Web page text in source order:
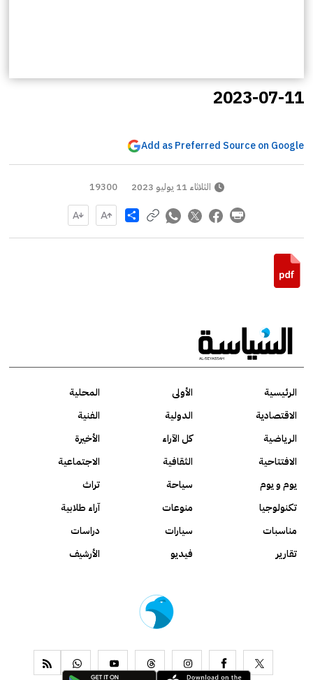
2023-07-11
Add as Preferred Source on Google
الثلاثاء 11 يوليو 2023 19300
Share
الرئيسية الأولى
المحلية
الاقتصادية
الدولية
الفنية
الرياضية
كل الآراء
الأخيرة
الافتتاحية
الثقافية
الاجتماعية
يوم و يوم
سياحة
تراث
تكنولوجيا
منوعات
آراء طلابية
مناسبات
سيارات
دراسات
تقارير
فيديو الأرشيف